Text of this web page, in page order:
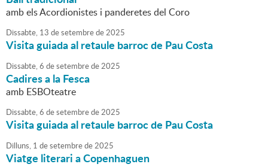
amb els Acordionistes i panderetes del Coro
Dissabte, 13 desetembrede2025
Visita guiada al retaule barroc de Pau Costa
Dissabte,6 desetembrede2025
Cadires a la Fesca
amb ESBOteatre
Dissabte,6 desetembrede2025
Visita guiada al retaule barroc de Pau Costa
Dilluns, 1 desetembrede2025
Viatge literari a Copenhaguen